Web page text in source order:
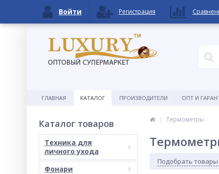
ГЛАВНАЯ КАТАЛОГ ПРОИЗВОДИТЕЛИ ОПТ И
Каталог товаров
Техника для
личного ухода
Фонари
Термометры
Подобрать
Войти Регистрация